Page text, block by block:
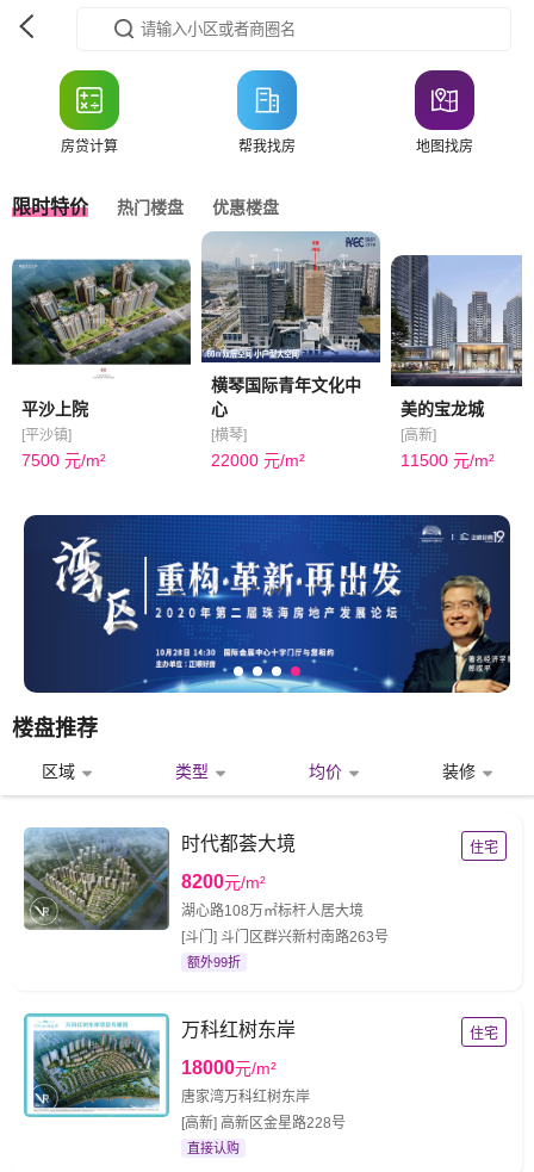
房贷计算 帮我找房 地图找房
限时特价 热门楼盘 优惠楼盘
平沙上院
[平沙镇]
7500 元/m²
横琴国际青年文化中
心
[横琴]
22000 元/m²
美的宝龙城
[高新]
11500 元/m²
楼盘推荐
区域 类型 均价 装修
时代都荟大境 住宅
8200元/m²
湖心路108万㎡标杆人居大境
[斗门] 斗门区群兴新村南路263号
额外99折
万科红树东岸 住宅
18000元/m²
唐家湾万科红树东岸
[高新] 高新区金星路228号
直接认购